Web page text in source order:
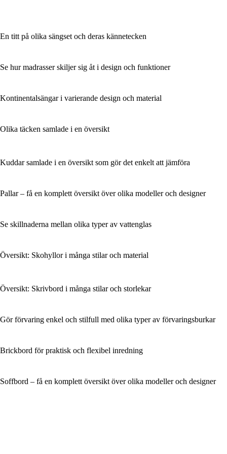
En titt på olika sängset och deras kännetecken
Se hur madrasser skiljer sig åt i design och funktioner
Kontinentalsängar i varierande design och material
Olika täcken samlade i en översikt
Kuddar samlade i en översikt som gör det enkelt att jämföra
Pallar – få en komplett översikt över olika modeller och designer
Se skillnaderna mellan olika typer av vattenglas
Översikt: Skohyllor i många stilar och material
Översikt: Skrivbord i många stilar och storlekar
Gör förvaring enkel och stilfull med olika typer av förvaringsburkar
Brickbord för praktisk och flexibel inredning
Soffbord – få en komplett översikt över olika modeller och designer